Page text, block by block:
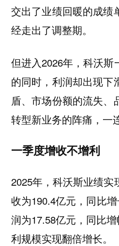
交出了业绩回暖的成绩
经走出了调整期。
但进入2026年，科沃斯
的同时，利润却出现下
盾、市场份额的流失、
转型新业务的阵痛，一
一季度增收不增利
2025年，科沃斯业绩
收为190.4亿元，同比
润为17.58亿元，同比
利规模实现翻倍增长。